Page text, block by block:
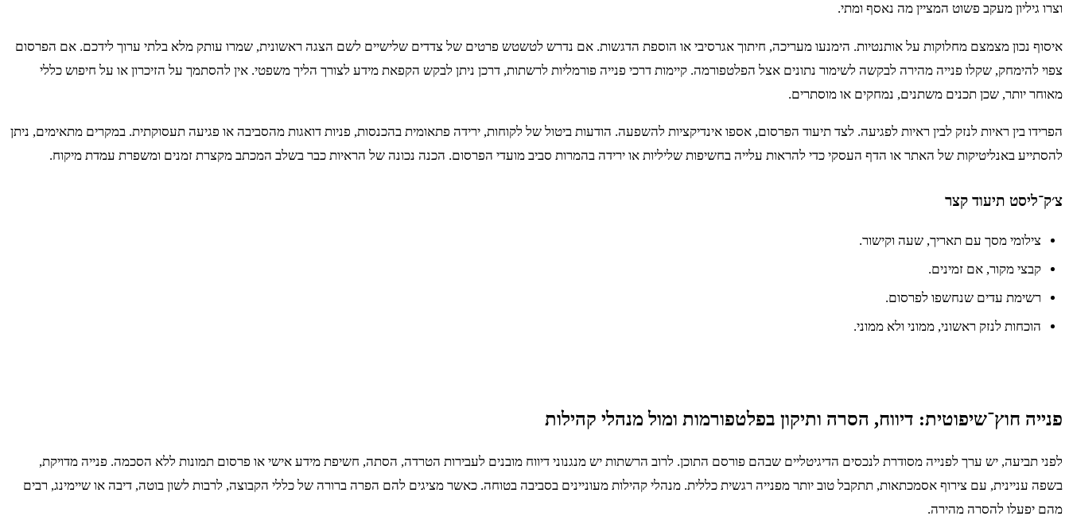
וצרו גיליון מעקב פשוט המציין מה נאסף ומתי.
איסוף נכון מצמצם מחלוקות על אותנטיות. הימנעו מעריכה, חיתוך אגרסיבי או הוספת הדגשות. אם נדרש לטשטש פרטים של צדדים שלישיים לשם הצגה ראשונית, שמרו עותק מלא בלתי ערוך לידכם. אם הפרסום
צפוי להימחק, שקלו פנייה מהירה לבקשה לשימור נתונים אצל הפלטפורמה. קיימות דרכי פנייה פורמליות לרשתות, דרכן ניתן לבקש הקפאת מידע לצורך הליך משפטי. אין להסתמך על הזיכרון או על חיפוש כללי
מאוחר יותר, שכן תכנים משתנים, נמחקים או מוסתרים.
הפרידו בין ראיות לנזק לבין ראיות לפגיעה. לצד תיעוד הפרסום, אספו אינדיקציות להשפעה. הודעות ביטול של לקוחות, ירידה פתאומית בהכנסות, פניות דואגות מהסביבה או פגיעה תעסוקתית. במקרים מתאימים, ניתן
להסתייע באנליטיקות של האתר או הדף העסקי כדי להראות עלייה בחשיפות שליליות או ירידה בהמרות סביב מועדי הפרסום. הכנה נכונה של הראיות כבר בשלב המכתב מקצרת זמנים ומשפרת עמדת מיקוח.
צ׳ק־ליסט תיעוד קצר
צילומי מסך עם תאריך, שעה וקישור.
קבצי מקור, אם זמינים.
רשימת עדים שנחשפו לפרסום.
הוכחות לנזק ראשוני, ממוני ולא ממוני.
פנייה חוץ־שיפוטית: דיווח, הסרה ותיקון בפלטפורמות ומול מנהלי קהילות
לפני תביעה, יש ערך לפנייה מסודרת לנכסים הדיגיטליים שבהם פורסם התוכן. לרוב הרשתות יש מנגנוני דיווח מובנים לעבירות הטרדה, הסתה, חשיפת מידע אישי או פרסום תמונות ללא הסכמה. פנייה מדויקת,
בשפה עניינית, עם צירוף אסמכתאות, תתקבל טוב יותר מפנייה רגשית כללית. מנהלי קהילות מעוניינים בסביבה בטוחה. כאשר מציגים להם הפרה ברורה של כללי הקבוצה, לרבות לשון בוטה, דיבה או שיימינג, רבים
מהם יפעלו להסרה מהירה.